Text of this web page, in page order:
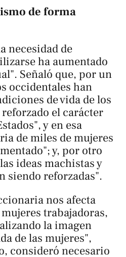
de forma
necesidad de
ha aumentado
Señaló que, por un
occidentales han
de vida de los
el carácter
y en esa
de miles de mujeres
y, por otro
ideas machistas y
siendo reforzadas".
nos afecta
trabajadoras,
la imagen
de las mujeres",
consideró necesario